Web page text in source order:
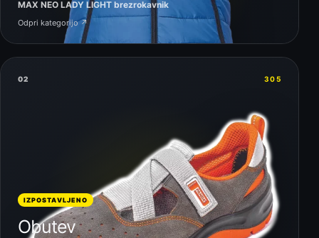
MAX NEO LADY LIGHT brezrokavnik
Odpri kategorijo ↗
02 305
IZPOSTAVLJENO
Obutev